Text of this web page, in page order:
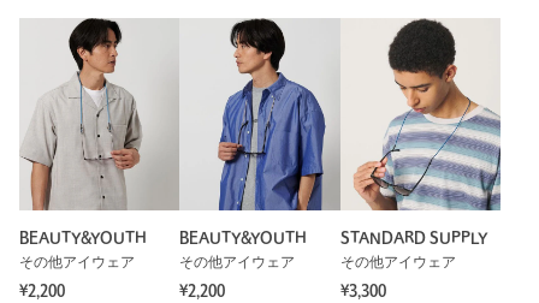
BEAUTY&YOUTH
その他アイウェア
¥2,200
BEAUTY&YOUTH
その他アイウェア
¥2,200
STANDARD SUPPLY
その他アイウェア
¥3,300